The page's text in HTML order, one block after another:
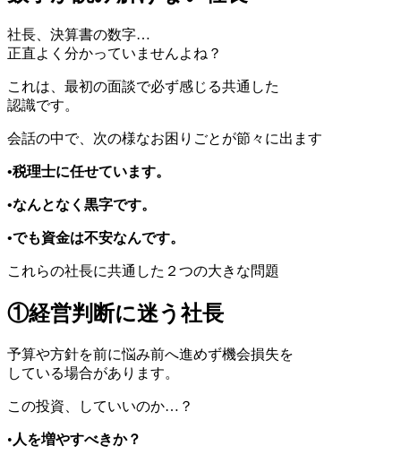
社長、決算書の数字…
正直よく分かっていませんよね？
これは、最初の面談で必ず感じる共通した
認識です。
会話の中で、次の様なお困りごとが節々に出ます
•税理士に任せています。
•なんとなく黒字です。
•でも資金は不安なんです。
これらの社長に共通した２つの大きな問題
①経営判断に迷う社長
予算や方針を前に悩み前へ進めず機会損失を
している場合があります。
この投資、していいのか…？
• 人を増やすべきか？